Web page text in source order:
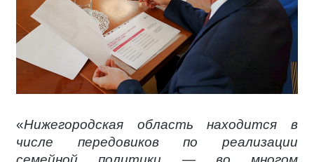
«Нижегородская область находится в
числе передовиков по реализации